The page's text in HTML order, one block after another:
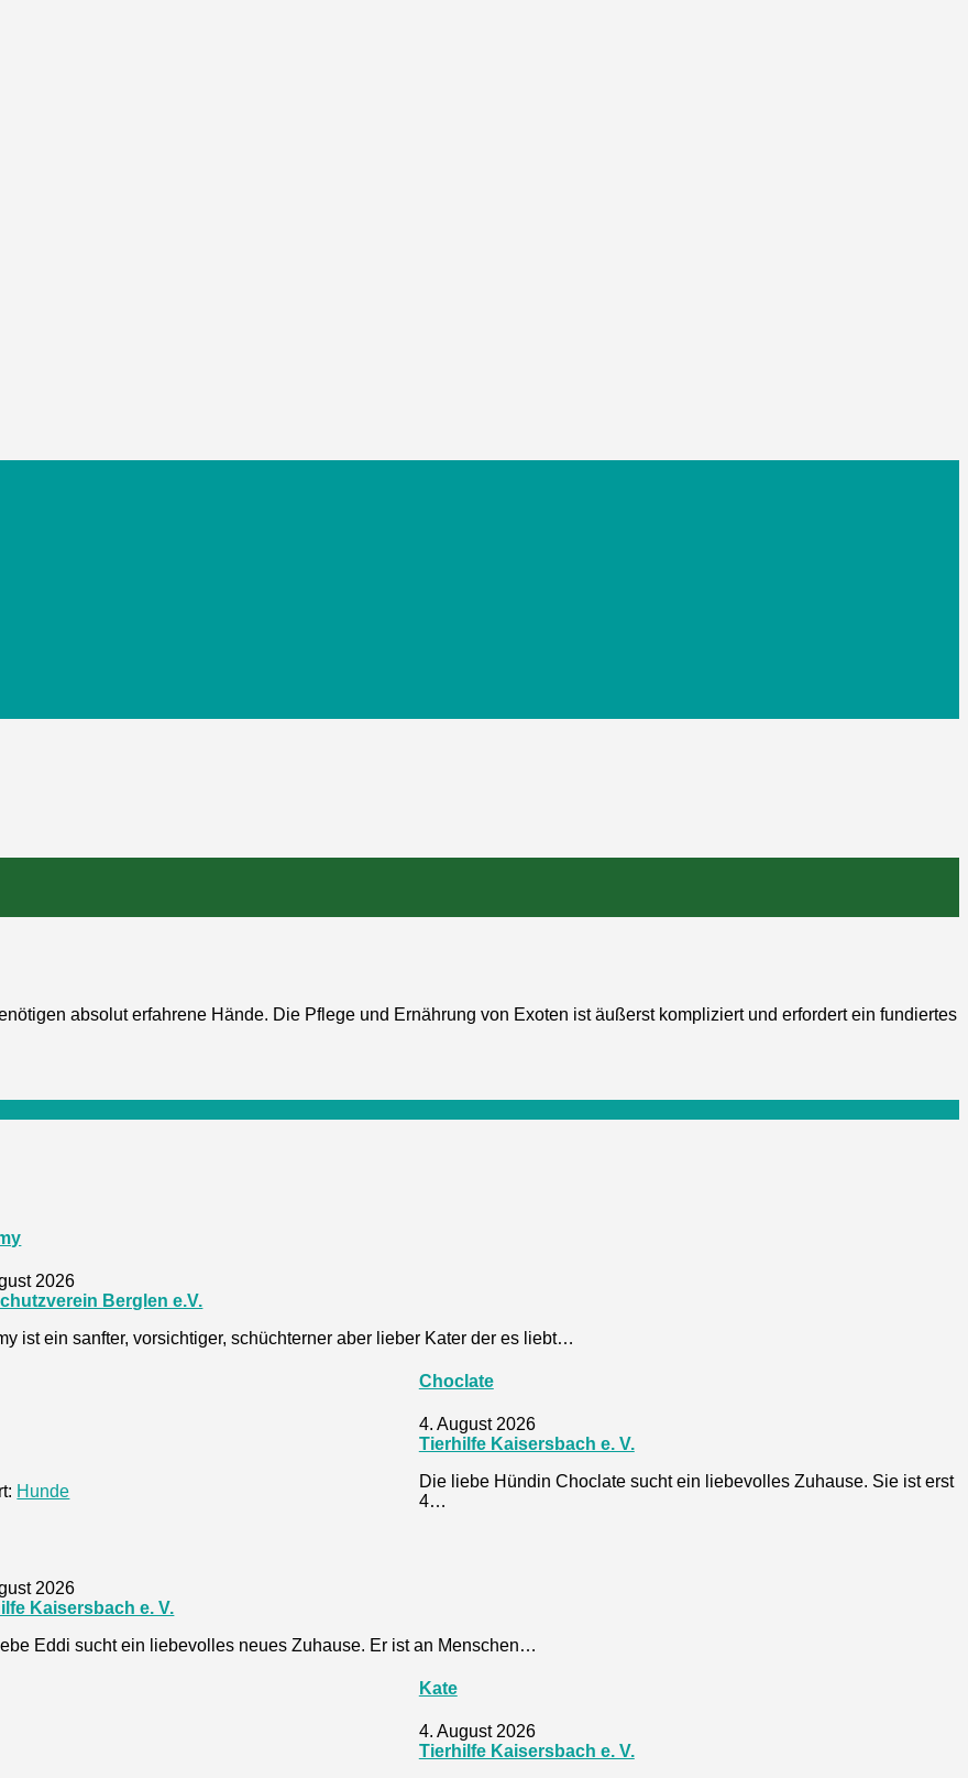
absolut erfahrene Hände. Die Pflege und Ernährung von Exoten ist äußerst kompliziert und erfordert ein fundiertes
2026
Berglen e.V.
ist ein sanfter, vorsichtiger, schüchterner aber lieber Kater der es liebt…
Hunde
Choclate
4. August 2026
Tierhilfe Kaisersbach e. V.
Die liebe Hündin Choclate sucht ein liebevolles Zuhause. Sie ist erst
4…
2026
Kaisersbach e. V.
Eddi sucht ein liebevolles neues Zuhause. Er ist an Menschen…
Kate
4. August 2026
Tierhilfe Kaisersbach e. V.